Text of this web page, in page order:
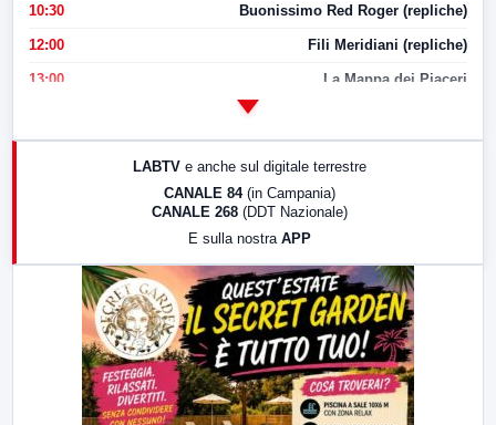
10:30 Buonissimo Red Roger (repliche)
12:00 Fili Meridiani (repliche)
13:00 La Mappa dei Piaceri
LabNews (replica)
LABTV e anche sul digitale terrestre
CANALE 84 (in Campania)
CANALE 268 (DDT Nazionale)
E sulla nostra APP